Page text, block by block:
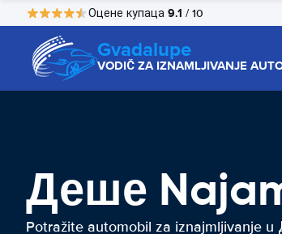
Оцене купаца 9.1 / 10
Gvadalupe
VODIČ ZA IZNAMLJIVANJE
Деше
Potražite automobil za iznajmljivanje